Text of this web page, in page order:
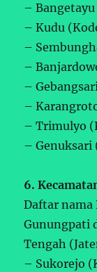
– Bangetayu
– Kudu
–
–
–
–
– Trimulyo
– Genuksari
6.
Daftar nama
Gunungpati
Tengah
– Sukorejo